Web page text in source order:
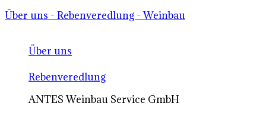
Über uns - Rebenveredlung - Weinbau
Über uns
Rebenveredlung
ANTES Weinbau Service GmbH